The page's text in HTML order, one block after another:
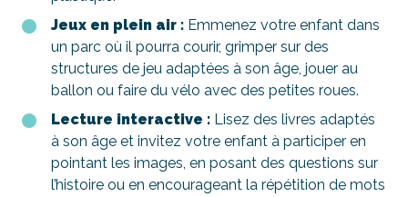
Jeux en plein air : Emmenez votre enfant dans
un parc où il pourra courir, grimper sur des
structures de jeu adaptées à son âge, jouer au
ballon ou faire du vélo avec des petites roues.
Lecture interactive : Lisez des livres adaptés
à son âge et invitez votre enfant à participer en
pointant les images, en posant des questions sur
l’histoire ou en encourageant la répétition de mots